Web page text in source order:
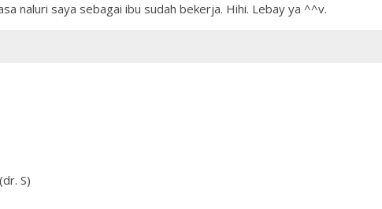
naluri saya sebagai ibu sudah bekerja. Hihi. Lebay ya ^^v.
S)